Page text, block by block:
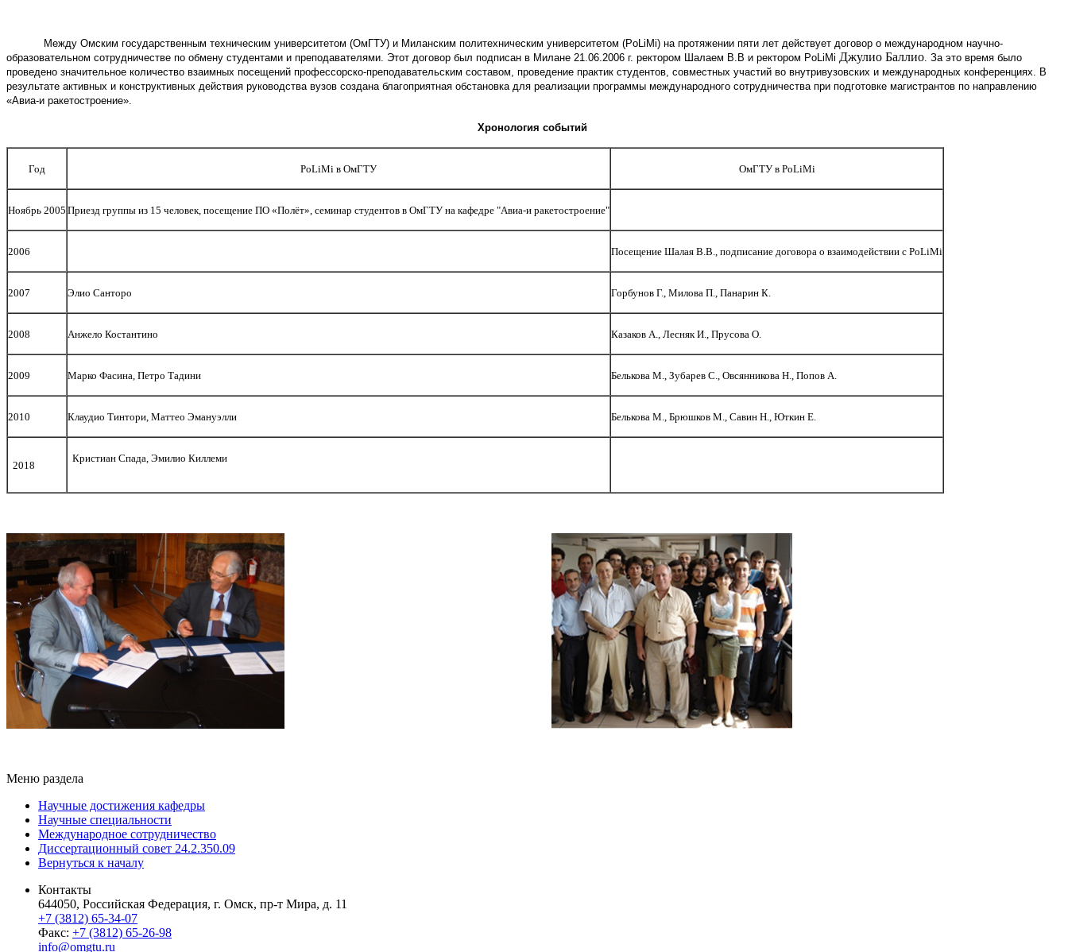
Между Омским государственным техническим университетом (ОмГТУ) и Миланским политехническим университетом (PoLiMi) на протяжении пяти лет действует договор о международном научно-
образовательном сотрудничестве по обмену студентами и преподавателями. Этот договор был подписан в Милане 21.06. 2006 г. ректором Шалаем В.В и ректором PoLiMi Джулио Баллио За это время было
проведено значительное количество взаимных посещений профессорско-преподавательским составом, проведение практик студентов, совместных участий во внутривузовских и международных конференциях.
В
результате активных и конструктивных действия руководства вузов создана благоприятная обстановка для реализации программы международного сотрудничества при подготовке магистрантов по направлению
«Авиа-и ракетостроение».
Хронология событий
Год PoLiMi в ОмГТУ ОмГТУ в PoLiMi
Ноябрь 2005 Приезд группы из 15 человек, посещение ПО «Полёт», семинар студентов в ОмГТУ на кафедре "Авиа-и ракетостроение"
2006 Посещение Шалая В.В., подписание договора о взаимодействии с PoLiMi
2007 Элио Санторо Горбунов Г., Милова П., Панарин К.
2008 Анжело Костантино Казаков А., Лесняк И., Прусова О.
2009 Марко Фасина, Петро Тадини Белькова М., Зубарев С., Овсянникова Н., Попов А.
2010 Клаудио Тинтори, Маттео Эмануэлли Белькова М., Брюшков М., Савин Н., Юткин Е.
2018
Кристиан Спада, Эмилио Киллеми
Меню раздела
Научные достижения кафедры
Научные специальности
Международное сотрудничество
Диссертационный совет 24.2.350.09
Вернуться к началу
Контакты
644050, Российская Федерация, г. Омск, пр-т Мира, д. 11
+7 (3812) 65-34-07
Факс: +7 (3812) 65-26-98
info@omgtu.ru